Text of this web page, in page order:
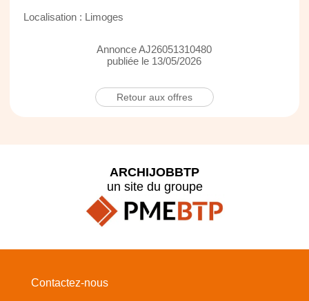
Localisation : Limoges
Annonce AJ26051310480
publiée le 13/05/2026
Retour aux offres
ARCHIJOBBTP
un site du groupe
Contactez-nous